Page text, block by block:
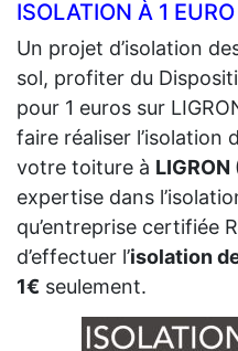
ISOLATION À 1
Un projet d’isolation
sol, profiter du
pour 1 euros sur
faire réaliser l’isolation
votre toiture à
expertise dans
qu’entreprise certifiée
d’effectuer l’isolation
1€ seulement.